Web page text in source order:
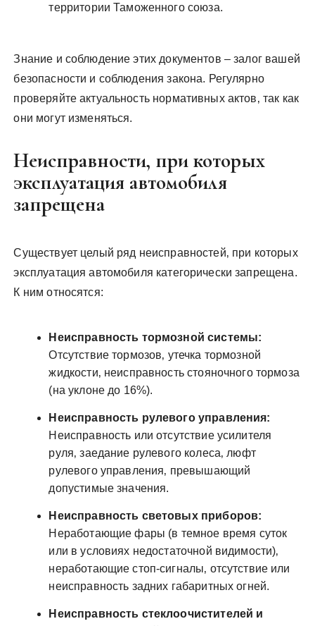
территории Таможенного союза.
Знание и соблюдение этих документов – залог вашей
безопасности и соблюдения закона. Регулярно
проверяйте актуальность нормативных актов‚ так как
они могут изменяться.
Неисправности‚ при которых
эксплуатация автомобиля
запрещена
Существует целый ряд неисправностей‚ при которых
эксплуатация автомобиля категорически запрещена.
К ним относятся:
Неисправность тормозной системы:
Отсутствие тормозов‚ утечка тормозной
жидкости‚ неисправность стояночного тормоза
(на уклоне до 16%).
Неисправность рулевого управления:
Неисправность или отсутствие усилителя
руля‚ заедание рулевого колеса‚ люфт
рулевого управления‚ превышающий
допустимые значения.
Неисправность световых приборов:
Неработающие фары (в темное время суток
или в условиях недостаточной видимости)‚
неработающие стоп-сигналы‚ отсутствие или
неисправность задних габаритных огней.
Неисправность стеклоочистителей и